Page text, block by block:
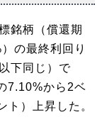
銘柄（償還期
の最終利回り
下同じ）で
7.10%から2ベ
ト）上昇した。